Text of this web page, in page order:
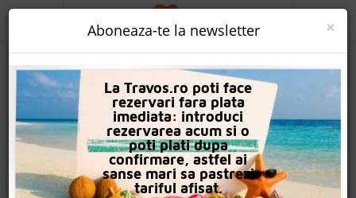
Hersonissos Village Hotel & Bungalows
PROMO
CAUTA REZERVARE
OFERTA PERSONALIZATA
DESPRE NOI
LOGIN
×
Aboneaza-te la newsletter
La Travos.ro poti face
rezervari fara plata
imediata: introduci
rezervarea acum si o
poti plati dupa
confirmare, astfel ai
sanse mari sa pastrezi
tariful afisat.